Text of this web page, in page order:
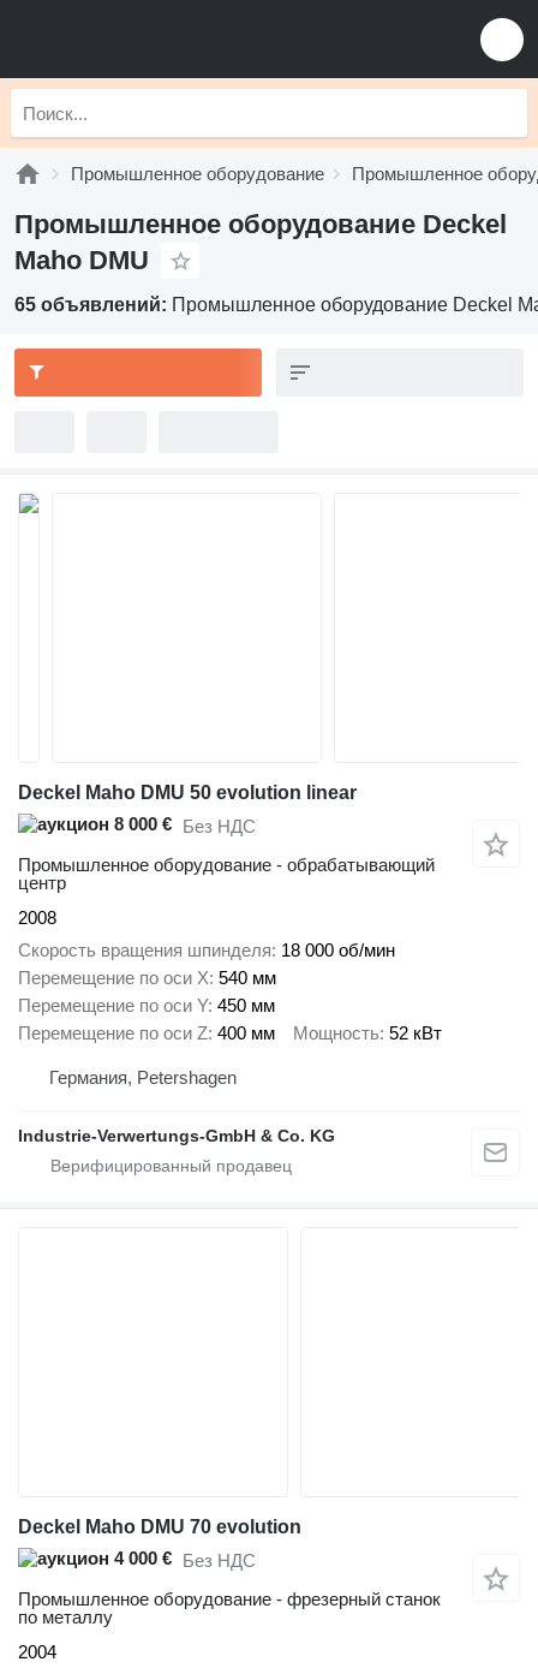
Промышленное оборудование Промышленное
Промышленное оборудование Deckel
Maho DMU
65 объявлений: Промышленное оборудование Deckel
Deckel Maho DMU 50 evolution linear
8 000 € Без НДС
Промышленное оборудование - обрабатывающий
центр
2008
Скорость вращения шпинделя 18 000 об/мин
Перемещение по оси X 540 мм
Перемещение по оси Y 450 мм
Перемещение по оси Z 400 мм Мощность 52 кВт
Германия, Petershagen
Industrie-Verwertungs-GmbH & Co. KG
Deckel Maho DMU 70 evolution
4 000 € Без НДС
Промышленное оборудование - фрезерный станок
по металлу
2004